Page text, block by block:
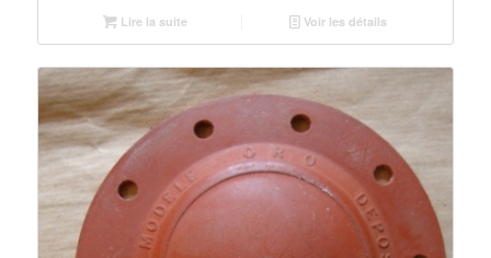
Lire la suite Voir les détails